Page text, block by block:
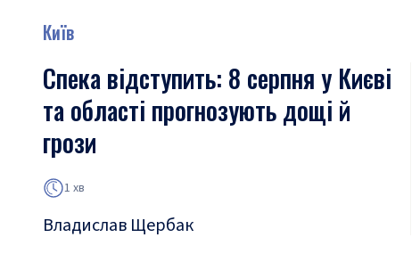
Київ
Спека відступить: 8 серпня у Києві
та області прогнозують дощі й
грози
1 хв
Владислав Щербак